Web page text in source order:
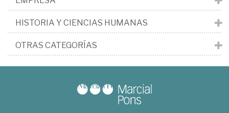
HISTORIA Y CIENCIAS HUMANAS
OTRAS CATEGORÍAS